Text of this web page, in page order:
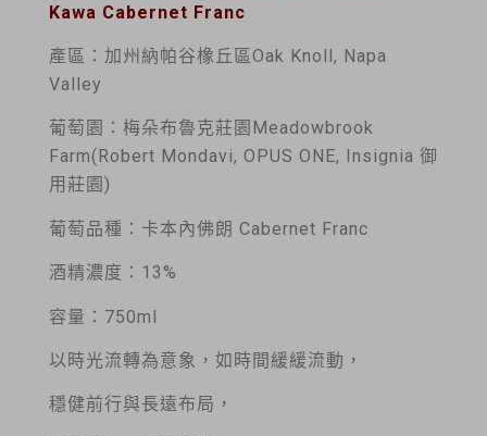
Kawa Cabernet Franc
產區：加州納帕谷橡丘區Oak Knoll, Napa
Valley
葡萄園：梅朵布魯克莊園Meadowbrook
Farm(Robert Mondavi, OPUS ONE, Insignia 御
用莊園)
葡萄品種：卡本內佛朗 Cabernet Franc
酒精濃度：13%
容量：750ml
以時光流轉為意象，如時間緩緩流動，
穩健前行與長遠布局，